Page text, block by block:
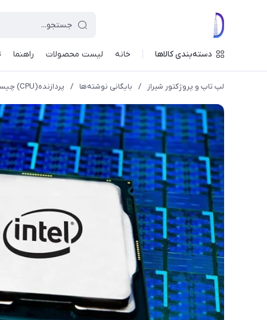
دسته‌بندی کالاها خانه لیست محصولات راهنما
لپ تاپ و پروژکتور شیراز / بایگانی نوشته‌ها / پردازنده(CPU) چیست؟